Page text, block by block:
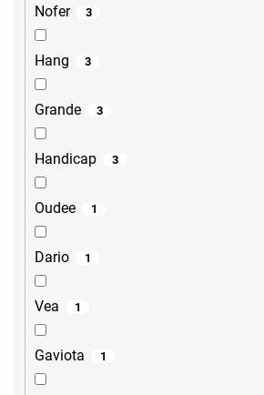
Nofer 3
Hang 3
Grande 3
Handicap 3
Oudee 1
Dario 1
Vea 1
Gaviota 1